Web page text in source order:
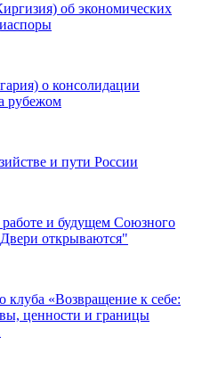
об экономических
о консолидации
рубежом
и пути России
и будущем Союзного
открываются"
клуба «Возвращение к себе:
ценности и границы